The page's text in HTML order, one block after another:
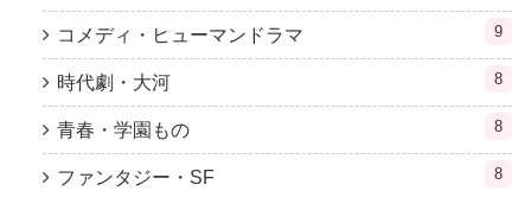
コメディ・ヒューマンドラマ 9
時代劇・大河 8
青春・学園もの 8
ファンタジー・SF 8